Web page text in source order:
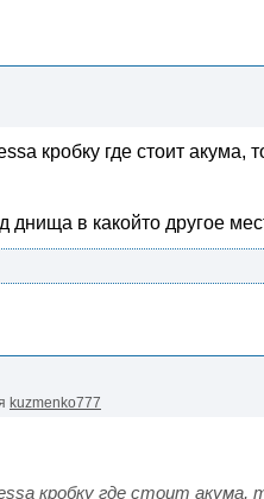
кробку где стоит
днища в какойто другое
kuzmenko777
кробку где стоит акума,